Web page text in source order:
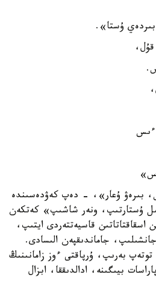
ۇستا».
ءىس
بىرەۋ ۇعار»، - دەپ كەۋدەسىندە
ۇستارتىپ، ونەر شاشىپ» كەتكەن
اسقاقتاتاتىن قاسيەتتەردى ايتىپ،
جاماندىقپەن الىسادى.
بەرىپ، ۇرپاقتى ءوز زامانىنىڭ
بيىگىنە، ادالدىققا، ابزال